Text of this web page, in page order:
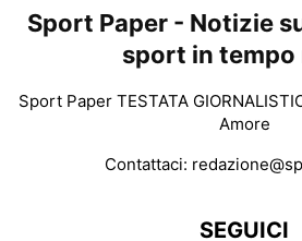
Sport Paper - Notizie
sport in tempo
Sport Paper TESTATA
Amore
Contattaci:
SEGUICI